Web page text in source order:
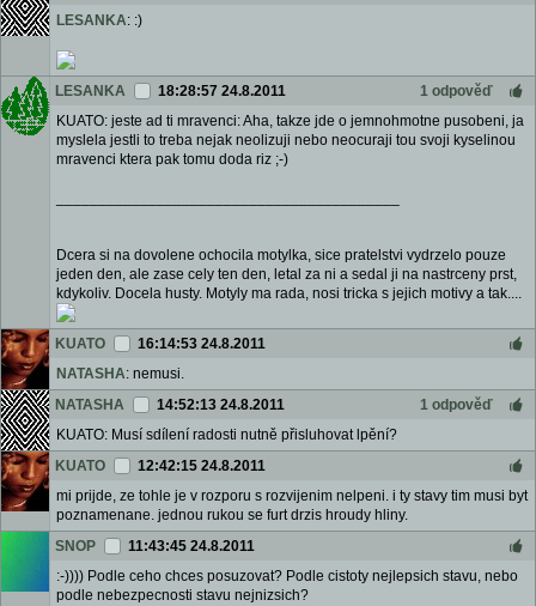
LESANKA: :)
LESANKA 18:28:57 24.8.2011
1 odpověď
KUATO: jeste ad ti mravenci: Aha, takze jde o jemnohmotne pusobeni, ja
myslela jestli to treba nejak neolizuji nebo neocuraji tou svoji kyselinou
mravenci ktera pak tomu doda riz ;-)
Dcera si na dovolene ochocila motylka, sice pratelstvi vydrzelo pouze
jeden den, ale zase cely ten den, letal za ni a sedal ji na nastrceny prst,
kdykoliv. Docela husty. Motyly ma rada, nosi tricka s jejich motivy a tak....
KUATO
16:14:53 24.8.2011
NATASHA: nemusi.
NATASHA
14:52:13 24.8.2011
1 odpověď
KUATO: Musí sdílení radosti nutně přisluhovat lpění?
KUATO
12:42:15 24.8.2011
mi prijde, ze tohle je v rozporu s rozvijenim nelpeni. i ty stavy tim musi byt
poznamenane. jednou rukou se furt drzis hroudy hliny.
SNOP
11:43:45 24.8.2011
:-)))) Podle ceho chces posuzovat? Podle cistoty nejlepsich stavu, nebo
podle nebezpecnosti stavu nejnizsich?